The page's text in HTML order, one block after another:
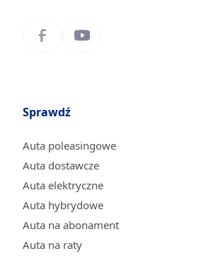
Sprawdź
Auta poleasingowe
Auta dostawcze
Auta elektryczne
Auta hybrydowe
Auta na abonament
Auta na raty